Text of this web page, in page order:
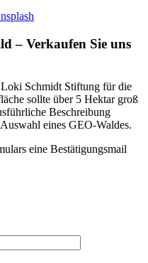
– Verkaufen Sie uns
Schmidt Stiftung für die
sollte über 5 Hektar groß
Beschreibung
eines GEO-Waldes.
eine Bestätigungsmail